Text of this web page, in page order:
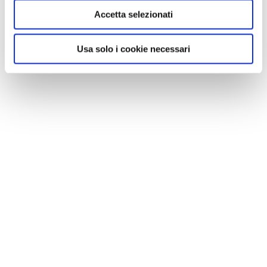
Accetta selezionati
Usa solo i cookie necessari